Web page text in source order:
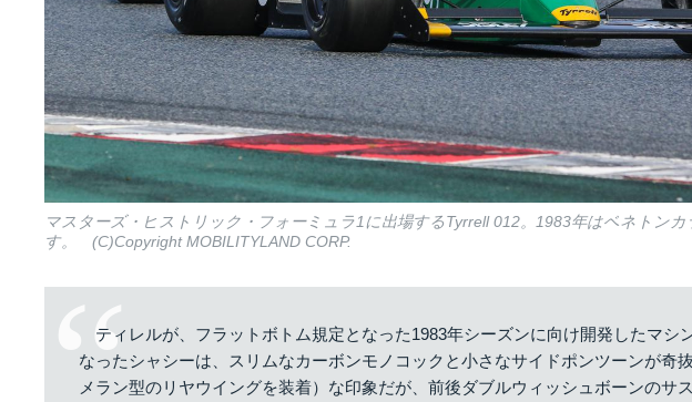
マスターズ・ヒストリック・フォーミュラ1に出場するTyrrell 012。1983年はベネトン
す。 (C)Copyright MOBILITYLAND CORP.
ティレルが、フラットボトム規定となった1983年シーズンに向け開発したマシ
なったシャシーは、スリムなカーボンモノコックと小さなサイドポンツーンが奇
メラン型のリヤウイングを装着）な印象だが、前後ダブルウィッシュボーンのサ